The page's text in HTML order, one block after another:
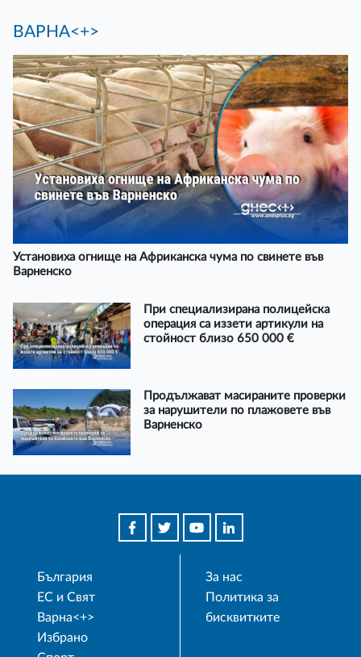
ВАРНА<+>
Установиха огнище на Африканска чума по свинете във
Варненско
При специализирана полицейска
операция са иззети артикули на
стойност близо 650 000 €
Продължават масираните проверки
за нарушители по плажовете във
Варненско
България
ЕС и Свят
Варна<+>
Избрано
За нас
Политика за
бисквитките